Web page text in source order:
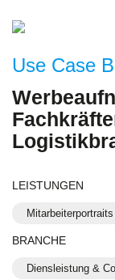
Use Case
LEISTUNGEN
Mitarbeiterportraits
BRANCHE
Diensleistung &